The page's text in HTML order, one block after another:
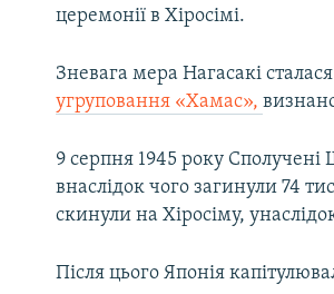
церемонії в Хіросімі.
Зневага мера Нагасакі
угруповання «Хамас»,
9 серпня 1945 року
внаслідок чого загинули 74
скинули на Хіросіму,
Після цього Японія